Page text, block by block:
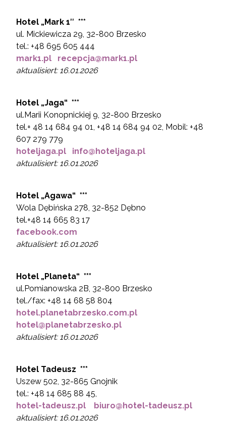
Hotel „ Mark 1″ ***
ul. Mickiewicza 29, 32-800 Brzesko
tel.: +48 695 605 444
mark1.pl
recepcja@mark1.pl
aktualisiert: 16.01.2026
Hotel „Jaga“ ***
ul.Marii Konopnickiej 9, 32-800 Brzesko
tel.+ 48 14 684 94 01, +48 14 684 94 02, Mobil: +48
607 279 779
hoteljaga.pl
info@hoteljaga.pl
aktualisiert: 16.01.2026
Hotel „Agawa“ ***
Wola Dębińska 278, 32-852 Dębno
tel.+48 14 665 83 17
facebook.com
aktualisiert: 16.01.2026
Hotel „ Planeta“ ***
ul.Pomianowska 2B, 32-800 Brzesko
tel./fax: +48 14 68 58 804
hotel.planetabrzesko.com.pl
hotel@planetabrzesko.pl
aktualisiert: 16.01.2026
Hotel Tadeusz ***
Uszew 502, 32-865 Gnojnik
tel.: +48 14 685 88 45,
hotel-tadeusz.pl
biuro@hotel-tadeusz.pl
aktualisiert: 16.01.2026